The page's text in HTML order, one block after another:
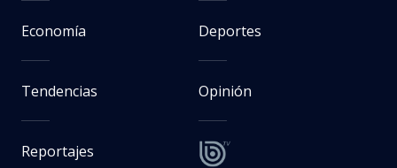
Economía Deportes
Tendencias Opinión
Reportajes